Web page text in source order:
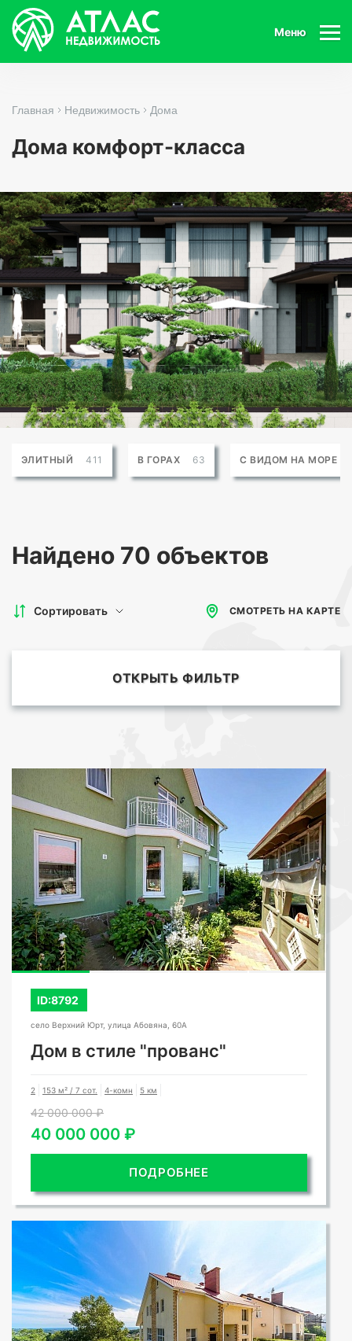
Меню
Главная Недвижимость Дома
Дома комфорт-класса
ЭЛИТНЫЙ 411 В ГОРАХ 63 С ВИДОМ НА МОРЕ
Найдено 70 объектов
Сортировать СМОТРЕТЬ НА КАРТЕ
ОТКРЫТЬ ФИЛЬТР
ID:8792
село Верхний Юрт, улица Абовяна, 60А
Дом в стиле "прованс"
2 153 м² / 7 сот. 4-комн 5 км
42 000 000 ₽
40 000 000 ₽
ПОДРОБНЕЕ